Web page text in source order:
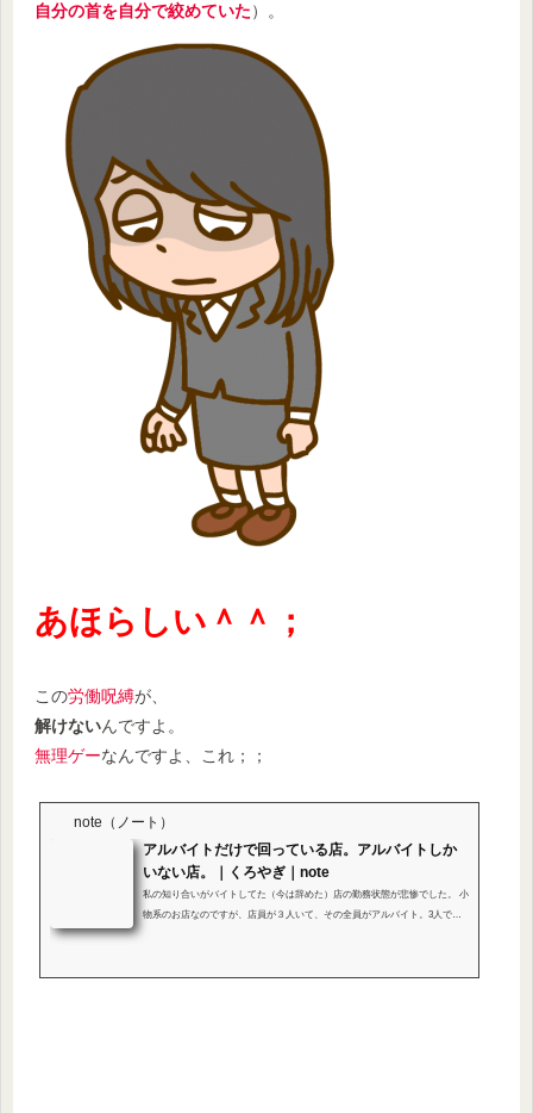
自分の首を自分で絞めていた）。
あほらしい＾＾；
この労働呪縛が、
解けないんですよ。
無理ゲーなんですよ、これ；；
note（ノート）
アルバイトだけで回っている店。アルバイトしか
いない店。｜くろやぎ｜note
私の知り合いがバイトしてた（今は辞めた）店の勤務状態が悲惨でした。 小
物系のお店なのですが、店員が３人いて、その全員がアルバイト。3人で店